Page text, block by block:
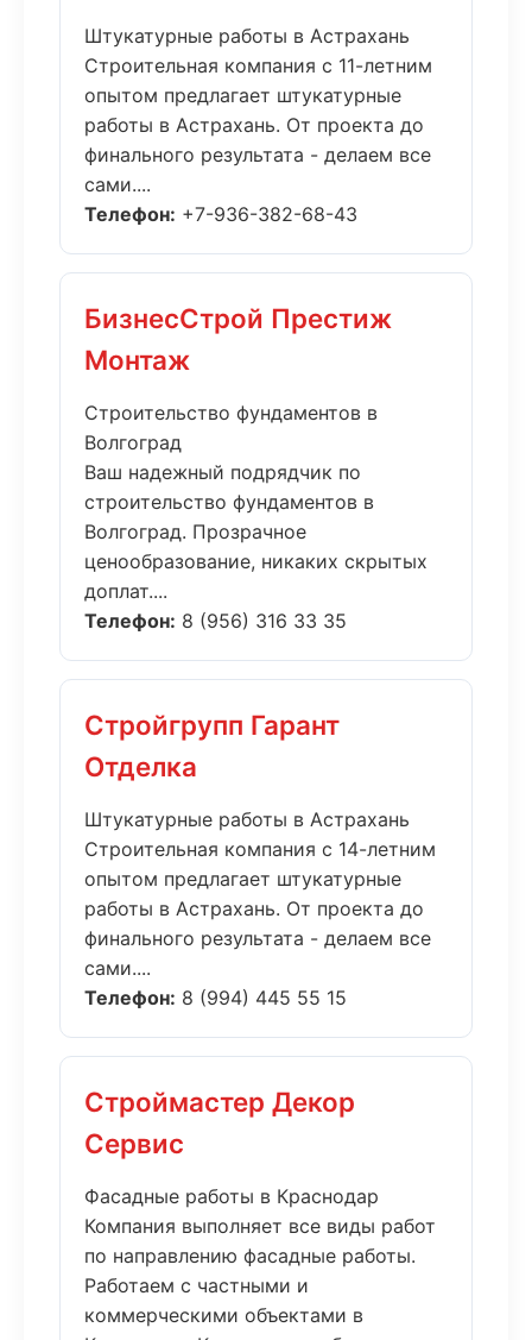
Штукатурные работы в Астрахань
Строительная компания с 11-летним
опытом предлагает штукатурные
работы в Астрахань. От проекта до
финального результата - делаем все
сами....
Телефон: +7-936-382-68-43
БизнесСтрой Престиж
Монтаж
Строительство фундаментов в
Волгоград
Ваш надежный подрядчик по
строительство фундаментов в
Волгоград. Прозрачное
ценообразование, никаких скрытых
доплат....
Телефон: 8 (956) 316 33 35
Стройгрупп Гарант
Отделка
Штукатурные работы в Астрахань
Строительная компания с 14-летним
опытом предлагает штукатурные
работы в Астрахань. От проекта до
финального результата - делаем все
сами....
Телефон: 8 (994) 445 55 15
Строймастер Декор
Сервис
Фасадные работы в Краснодар
Компания выполняет все виды работ
по направлению фасадные работы.
Работаем с частными и
коммерческими объектами в